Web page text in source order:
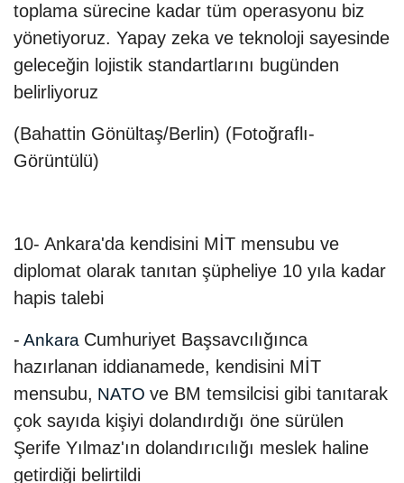
toplama sürecine kadar tüm operasyonu biz
yönetiyoruz. Yapay zeka ve teknoloji sayesinde
geleceğin lojistik standartlarını bugünden
belirliyoruz
(Bahattin Gönültaş/Berlin) (Fotoğraflı-
Görüntülü)
10- Ankara'da kendisini MİT mensubu ve
diplomat olarak tanıtan şüpheliye 10 yıla kadar
hapis talebi
- Ankara Cumhuriyet Başsavcılığınca
hazırlanan iddianamede, kendisini MİT
mensubu, NATO ve BM temsilcisi gibi tanıtarak
çok sayıda kişiyi dolandırdığı öne sürülen
Şerife Yılmaz'ın dolandırıcılığı meslek haline
getirdiği belirtildi